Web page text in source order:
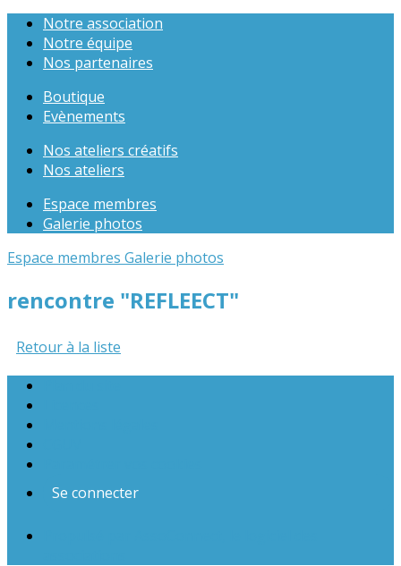
Notre association
Notre équipe
Nos partenaires
Boutique
Evènements
Nos ateliers créatifs
Nos ateliers
Espace membres
Galerie photos
Espace membres Galerie photos
rencontre "REFLEECT"
Retour à la liste
Se connecter